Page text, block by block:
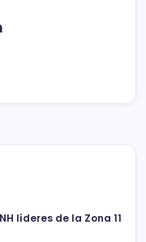
líderes de la Zona 11